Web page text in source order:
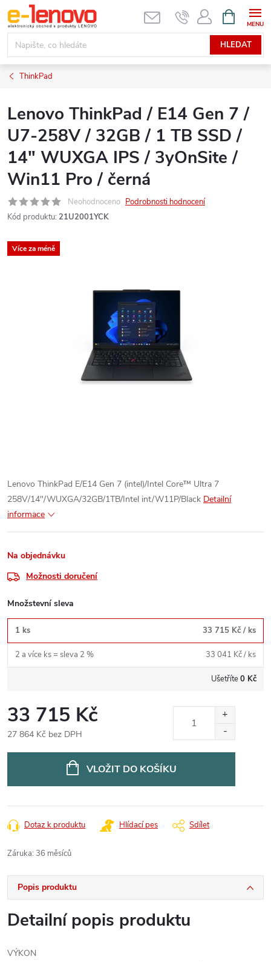
Přejít
na
obsah
HLEDAT
NÁKUPNÍ
KOŠÍK
ThinkPad
Lenovo ThinkPad / E14 Gen 7 /
U7-258V / 32GB / 1 TB SSD /
14" WUXGA IPS / 3yOnSite /
Win11 Pro / černá
Neohodnoceno Podrobnosti hodnocení
Kód produktu: 21U2001YCK
Více za méně
Lenovo ThinkPad E/E14 Gen 7 (intel)/Intel Core™ Ultra 7
258V/14"/WUXGA/32GB/1TB/Intel int/W11P/Black Detailní
informace
Na objednávku
Možnosti doručení
Množstevní sleva
1 ks 33 715 Kč / ks
2 a více ks = sleva 2 % 33 041 Kč/ ks
Ušetříte0 Kč
33 715 Kč
27 864 Kč bez DPH
VLOŽIT DO KOŠÍKU
Dotaz k produktu Hlídací pes Sdílet
Záruka: 36 měsíců
Popis produktu
Detailní popis produktu
VÝKON